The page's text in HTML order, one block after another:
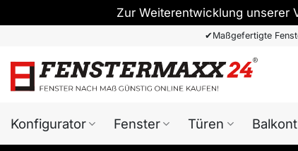
Zur Weiterentwicklung unserer
springen
✔Maßgefertigte
Konfigurator Fenster Türen